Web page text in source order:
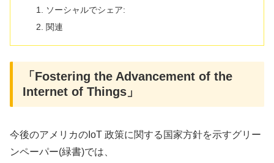
ソーシャルでシェア:
関連
「Fostering the Advancement of the
Internet of Things」
今後のアメリカのIoT 政策に関する国家方針を示すグリー
ンペーパー(緑書)では、